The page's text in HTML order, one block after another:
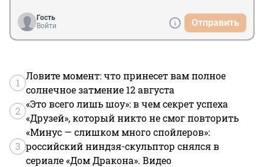
Гость
Войти
Отправить
1
Ловите момент: что принесет вам полное
солнечное затмение 12 августа
2
«Это всего лишь шоу»: в чем секрет успеха
«Друзей», который никто не смог повторить
3
«Минус — слишком много спойлеров»:
российский ниндзя-скульптор снялся в
сериале «Дом Дракона». Видео